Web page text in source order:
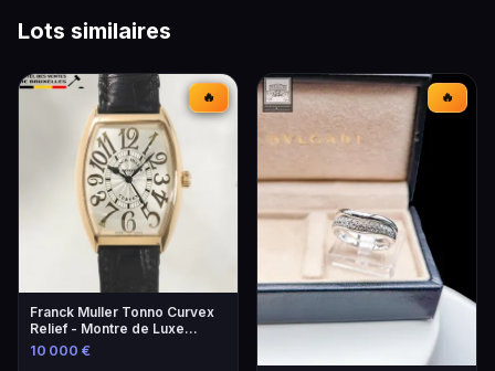
Lots similaires
🔥
Franck Muller Tonno Curvex
Relief - Montre de Luxe
Unique
10 000 €
🔥